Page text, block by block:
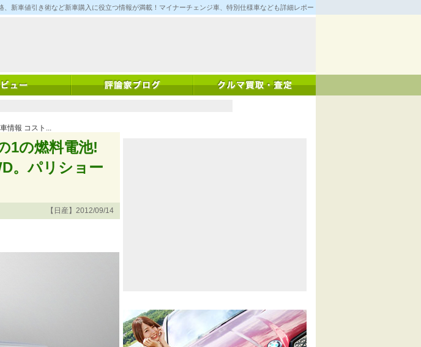
新車値引き術など新車購入に役立つ情報が満載！マイナーチェンジ車、特別仕様車なども詳細レポート！
情報 コスト...
1の燃料電池!
。パリショー
【日産】2012/09/14